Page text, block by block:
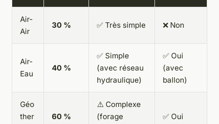
Air-
Air
30 % ✅ Très simple ❌ Non
Air-
Eau
40 %
✅ Simple
(avec réseau
hydraulique)
✅ Oui
(avec
ballon)
Géo
ther
60 %
⚠️ Complexe
(forage
✅ Oui